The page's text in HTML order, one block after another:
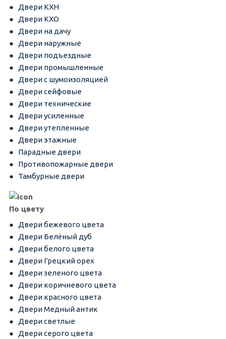
Двери КХН
Двери КХО
Двери на дачу
Двери наружные
Двери подъездные
Двери промышленные
Двери с шумоизоляцией
Двери сейфовые
Двери технические
Двери усиленные
Двери утепленные
Двери этажные
Парадные двери
Противопожарные двери
Тамбурные двери
По цвету
Двери бежевого цвета
Двери Белёный дуб
Двери белого цвета
Двери Грецкий орех
Двери зеленого цвета
Двери коричневого цвета
Двери красного цвета
Двери Медный антик
Двери светлые
Двери серого цвета